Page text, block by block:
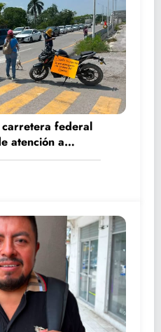
carretera federal
atención a